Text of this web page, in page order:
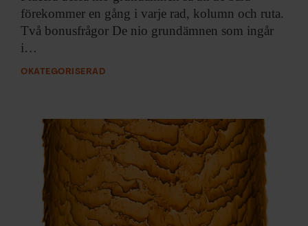
förekommer en gång i varje rad, kolumn och ruta.
Två bonusfrågor De nio grundämnen som ingår
i…
OKATEGORISERAD